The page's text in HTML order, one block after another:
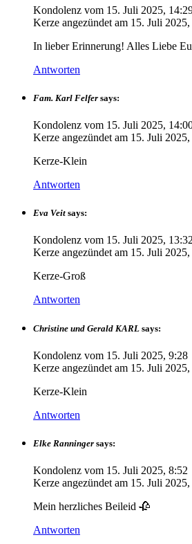
Kondolenz vom 15. Juli 2025,
Kerze angezündet am 15. Juli
In lieber Erinnerung! Alles Liebe
Antworten
Fam. Karl Felfer says:
Kondolenz vom 15. Juli 2025,
Kerze angezündet am 15. Juli
Kerze-Klein
Antworten
Eva Veit says:
Kondolenz vom 15. Juli 2025,
Kerze angezündet am 15. Juli
Kerze-Groß
Antworten
Christine und Gerald KARL says:
Kondolenz vom 15. Juli 2025, 9:28
Kerze angezündet am 15. Juli
Kerze-Klein
Antworten
Elke Ranninger says:
Kondolenz vom 15. Juli 2025, 8:52
Kerze angezündet am 15. Juli 2025,
Mein herzliches Beileid 🥀
Antworten